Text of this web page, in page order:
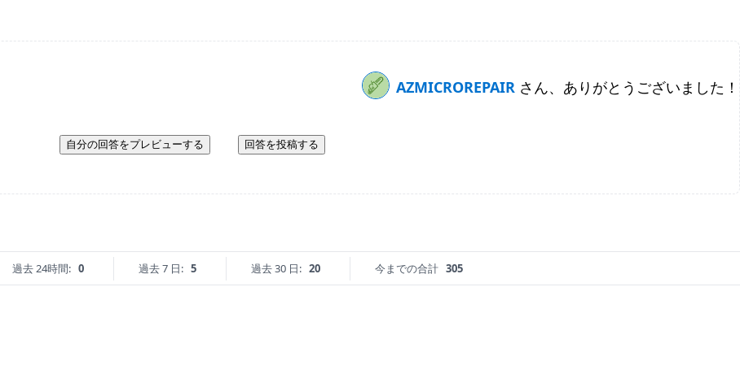
AZMICROREPAIR さん、ありがとうございました！
自分の回答をプレビューする 回答を投稿する
過去 24時間: 0 過去 7 日: 5 過去 30 日: 20 今までの合計 305